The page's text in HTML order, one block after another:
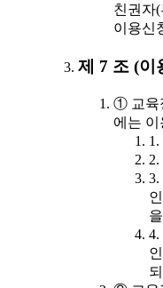
친권자
이용신
제 7 조 (이
① 교육
에는
3.
4.